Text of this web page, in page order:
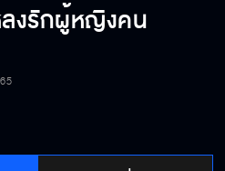
ลงรักผู้หญิงคน
อมปล่อยให้คุณเป็นอะไรเด็ดขาด